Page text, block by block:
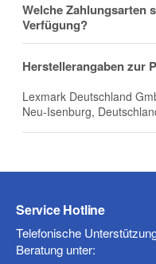
Mobiltelefon
Welche Zahlungsarten
Verfügung?
Herstellerangaben zur
Lexmark Deutschland
Neu-Isenburg,
Service Hotline
Telefonische
Beratung unter: